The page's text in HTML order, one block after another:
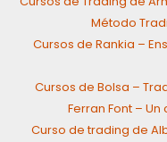
Método
Cursos de Rankia –
Cursos de Bolsa –
Ferran Font –
Curso de trading de